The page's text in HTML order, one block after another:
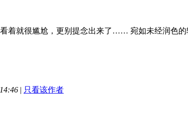
着就很尴尬，更别提念出来了…… 宛如未经润色
| 只看该作者